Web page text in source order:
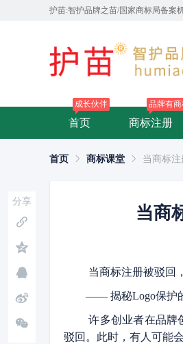
护苗:智护品牌之苗/国家商标局备案
首页
成长伙伴
商标注册
品牌有
首页 商标课堂 当商标
当商
当商标注册被驳回
—— 揭秘Logo保护
许多创业者在品牌
驳回。此时，有人可能
分享